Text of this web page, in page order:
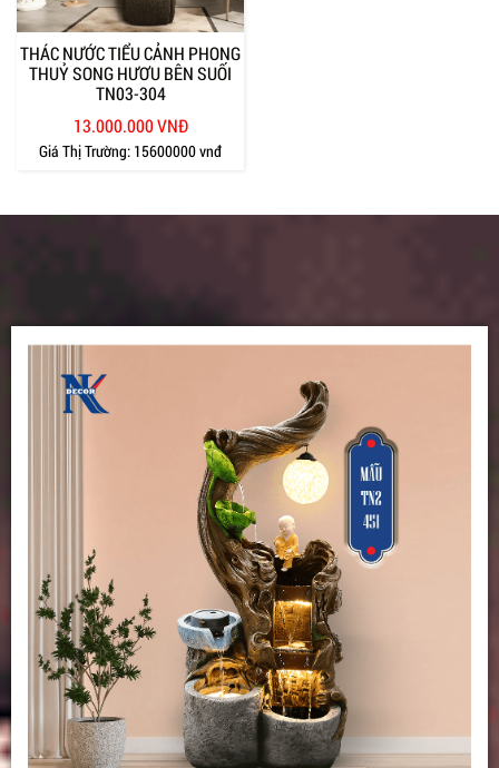
THÁC NƯỚC TIỂU CẢNH PHONG
THUỶ SONG HƯƠU BÊN SUỐI
TN03-304
13.000.000 VNĐ
Giá Thị Trường: 15600000 vnđ